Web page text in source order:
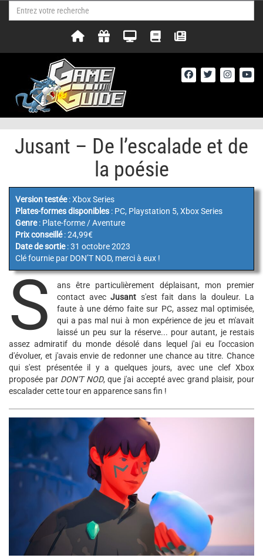
Jusant – De l’escalade et de
la poésie
Version testée: Xbox Series
Plates-formes disponibles : PC, Playstation 5, Xbox Series
Genre: Plate-forme / Aventure
Prix conseillé: 24,99€
Date de sortie: 31 octobre 2023
Clé fournie par DON’T NOD, merci à eux !
S
ans être particulièrement déplaisant, mon premier
contact avecJusant s'est fait dans la douleur. La
faute à une démo faite sur PC, assez mal optimisée,
qui a pas mal nui à mon expérience de jeu et m'avait
laissé un peu sur la réserve... pour autant, je restais
assez admiratif du monde désolé dans lequel j'ai eu l'occasion
d'évoluer, et j'avais envie de redonner une chance au titre. Chance
qui s'est présentée il y a quelques jours, avec une clef Xbox
proposée par DON'T NOD, que j'ai accepté avec grand plaisir, pour
escalader cette tour en apparence sans fin !